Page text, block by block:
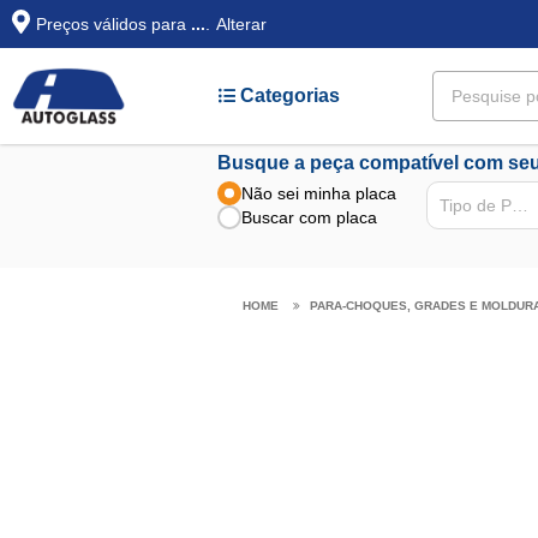
Preços válidos para ... Alterar
Categorias
Busque a peça compatível com
Não sei minha placa
Buscar com placa
Tipo de Peça
PARA-CHOQUES, GRADES E